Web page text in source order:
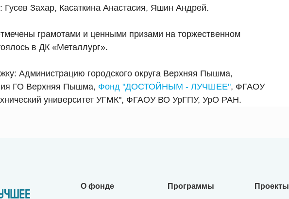
Захар, Касаткина Анастасия, Яшин Андрей.
грамотами и ценными призами на торжественном
в ДК «Металлург».
Администрацию городского округа Верхняя Пышма,
ГО Верхняя Пышма, Фонд "ДОСТОЙНЫМ - ЛУЧШЕЕ", ФГАОУ
университет УГМК", ФГАОУ ВО УрГПУ, УрО РАН.
О фонде Программы Проекты